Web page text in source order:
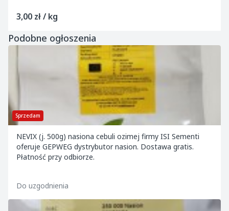
3,00 zł / kg
Podobne ogłoszenia
Sprzedam
NEVIX (j. 500g) nasiona cebuli ozimej firmy ISI Sementi
oferuje GEPWEG dystrybutor nasion. Dostawa gratis.
Płatność przy odbiorze.
Do uzgodnienia